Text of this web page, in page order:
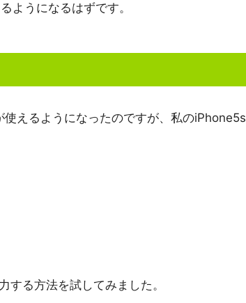
ようになるはずです。
えるようになったのですが、私のiPhone5s
る方法を試してみました。